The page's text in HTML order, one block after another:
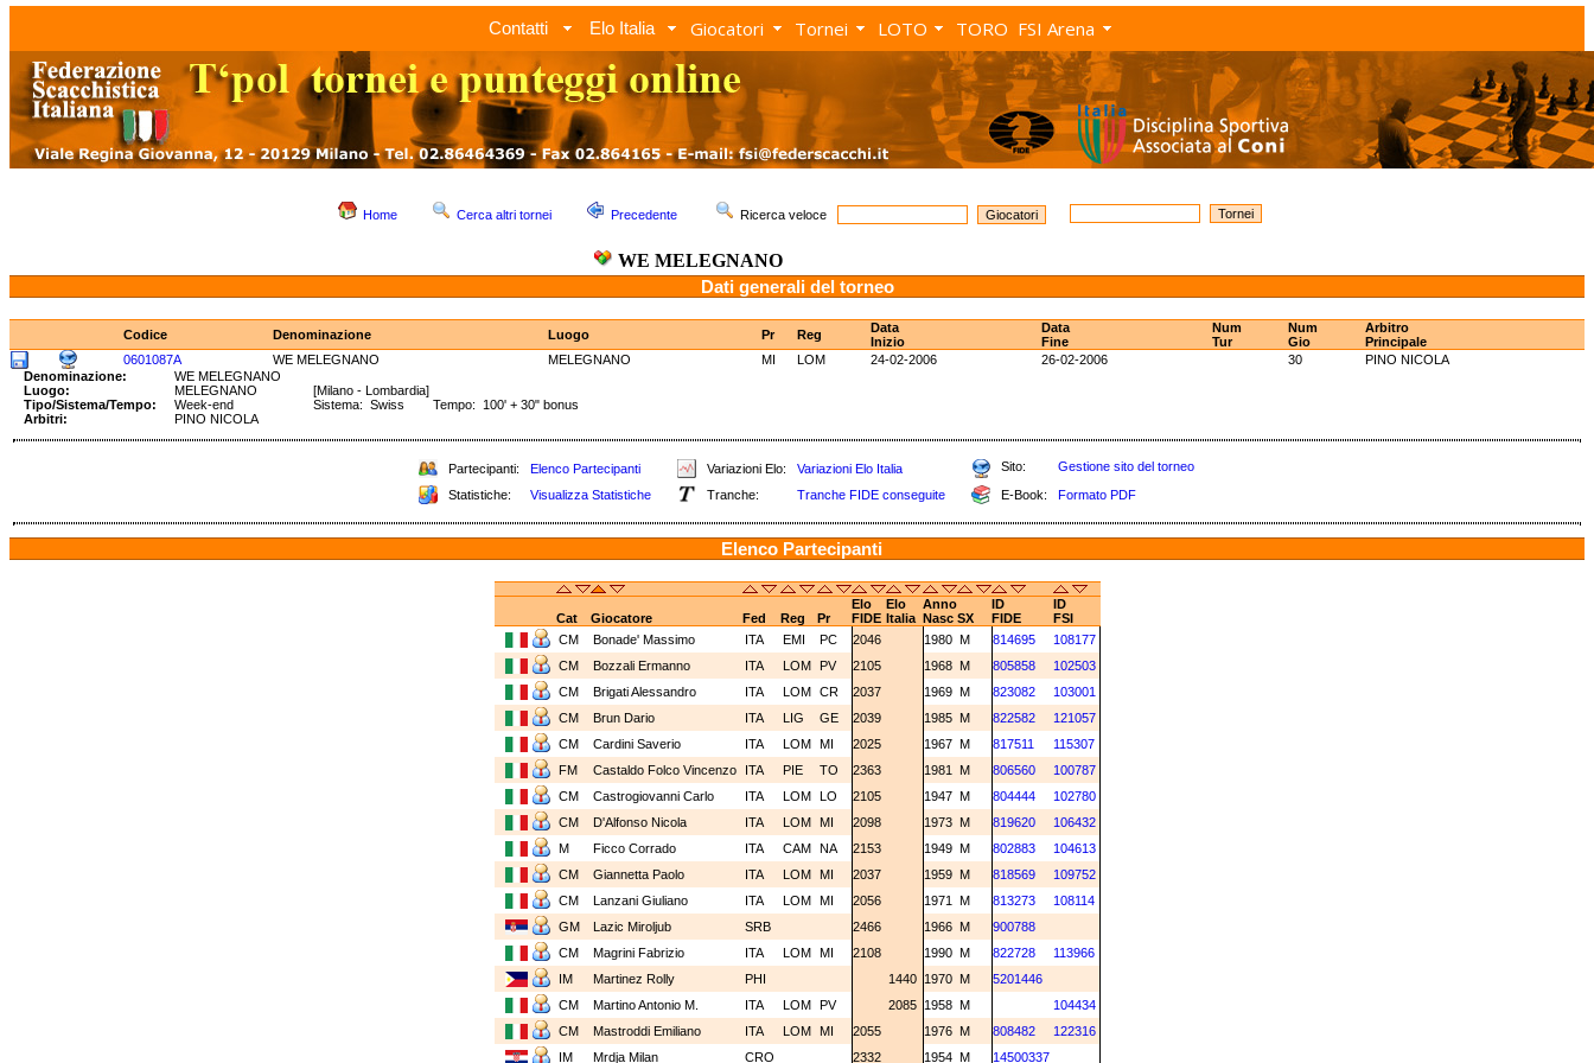
Contatti Elo Italia Giocatori Tornei LOTO TORO FSI Arena
Home Cerca altri tornei Precedente Ricerca veloce
WE MELEGNANO
Dati generali del torneo
Codice Denominazione Luogo Pr Reg
Data
Inizio
Data
Fine
Num
Tur
Num
Gio
Arbitro
Principale
0601087A
WE MELEGNANO MELEGNANO MI LOM 24-02-2006 26-02-2006 30
PINO NICOLA
Denominazione:
WE MELEGNANO
Luogo:
MELEGNANO
[Milano - Lombardia]
Tipo/Sistema/Tempo:
Week-end
Sistema: Swiss Tempo: 100' + 30" bonus
Arbitri:
PINO NICOLA
Partecipanti: Elenco Partecipanti Variazioni Elo: Variazioni Elo Italia Sito:
Gestione sito del torneo
Statistiche:
Visualizza Statistiche Tranche: Tranche FIDE conseguite E-Book: Formato PDF
Elenco Partecipanti
Elo Elo Anno ID
ID
Cat
Giocatore Fed Reg Pr FIDE Italia Nasc SX FIDE
FSI
CM
Bonade' Massimo ITA EMI PC 2046 1980 M 814695
108177
CM
Bozzali Ermanno ITA LOM PV 2105 1968 M 805858
102503
CM
Brigati Alessandro ITA LOM CR 2037 1969 M 823082
103001
CM
Brun Dario ITA LIG GE 2039 1985 M 822582
121057
CM
Cardini Saverio ITA LOM MI 2025 1967 M 817511
115307
FM
Castaldo Folco Vincenzo ITA PIE TO 2363 1981 M 806560
100787
CM
Castrogiovanni Carlo ITA LOM LO 2105 1947 M 804444
102780
CM
D'Alfonso Nicola ITA LOM MI 2098 1973 M 819620
106432
M
Ficco Corrado ITA CAM NA 2153 1949 M 802883
104613
CM
Giannetta Paolo ITA LOM MI 2037 1959 M 818569
109752
CM
Lanzani Giuliano ITA LOM MI 2056 1971 M 813273
108114
GM
Lazic Miroljub SRB 2466 1966 M
900788
CM
Magrini Fabrizio ITA LOM MI 2108 1990 M 822728
113966
IM
Martinez Rolly PHI 1440 1970 M
5201446
CM
Martino Antonio M. ITA LOM PV 2085 1958 M
104434
CM
Mastroddi Emiliano ITA LOM MI 2055 1976 M 808482
122316
IM
Mrdja Milan CRO 2332 1954 M 14500337